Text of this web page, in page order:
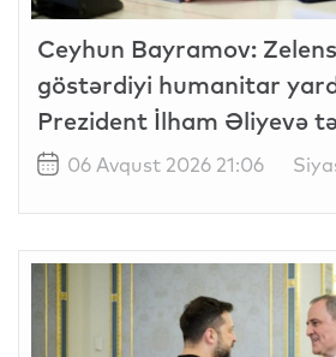
Ceyhun Bayramov:
göstərdiyi humanitar
Prezident İlham Əliyevə
06 Avqust 2026 21:06